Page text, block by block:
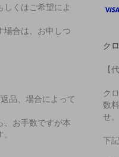
くはご希望によ
場合は、お申しつ
品、場合によって
、お手数ですが本
ク
【
ク
数
せ。
下